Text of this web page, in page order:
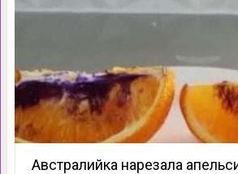
Австралийка нарезала